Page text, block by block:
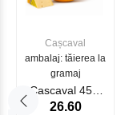
Cașcaval
ambalaj: tăierea la
gramaj
Cascaval 45%
Maasdam
26.60